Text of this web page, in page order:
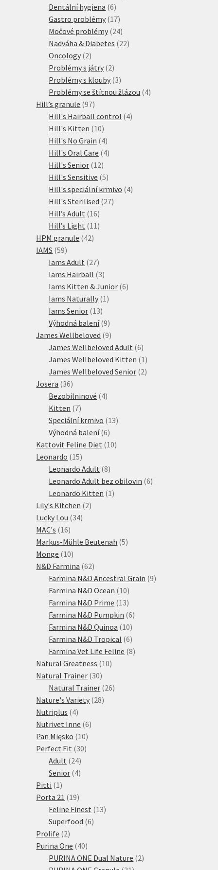
Dentální hygiena 66
produktů
Gastro problémy 1717
produktů
Močové problémy 2424
produktů
Nadváha & Diabetes 2222
Oncology 22
produkty
Problémy s játry 22
produkty
Problémy s klouby 33
produkty
Problémy se štítnou žlázou 44
Hill’s granule 9797
produktů
Hill's Hairball control 44
Hill's Kitten 1010
produktů
Hill's No Grain 44
produkty
Hill's Oral Care 44
Hill's Senior 1212
produktů
Hill's Sensitive 55
produktů
Hill's speciální krmivo 44
Hill's Sterilised 2727
Hill’s Adult 1616
produktů
Hill’s Light 11 11
HPM granule 4242
IAMS 5959
produktů
Iams Adult 2727
produktů
Iams Hairball 33
produkty
Iams Kitten & Junior 66
Iams Naturally 1 1
Iams Senior 1313
produktů
Výhodná balení 99
produktů
James Wellbeloved 99
produktů
James Wellbeloved Adult 66
produktů
James Wellbeloved Kitten 1 1
produkt
James Wellbeloved Senior 22
Josera 3636
produktů
Bezobilninové 44
Kitten 77
produktů
Speciální krmivo 1313
Výhodná balení 66
produktů
Kattovit Feline Diet 1010
Leonardo 1515
produktů
Leonardo Adult 88
produktů
Leonardo Adult bez obilovin 66
Leonardo Kitten 1 1
Lily's Kitchen 22
Lucky Lou 3434
MAC's 1616
produktů
Markus-Mühle Beutenah 55
Monge 1010
produktů
N&D Farmina 6262
produktů
Farmina N&D Ancestral Grain 99
Farmina N&D Ocean 1010
produktů
Farmina N&D Prime 1313
produktů
Farmina N&D Pumpkin 66
Farmina N&D Quinoa 1010
produktů
Farmina N&D Tropical 66
produktů
Farmina Vet Life Feline 88
Natural Greatness 1010
Natural Trainer 3030
produktů
Natural Trainer 2626
Nature's Variety 2828
Nutriplus 44
produkty
Nutrivet Inne 66
Pan Mięsko 1010
produktů
Perfect Fit 3030
Adult 2424
produktů
Senior 44
Pitti 1 1
produkt
Porta 21 1919
produktů
Feline Finest 1313
Superfood 66
Prolife 22
produkty
Purina One 4040
produktů
PURINA ONE Dual Nature 22